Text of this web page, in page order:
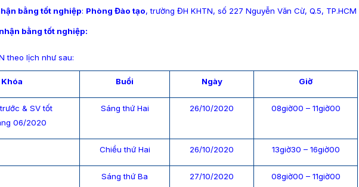
bằng tốt nghiệp: Phòng Đào tạo, trường ĐH KHTN, số 227 Nguyễn Văn Cừ, Q.5, TP.HCM
bằng tốt nghiệp:
theo lịch như sau:
Khóa Buổi Ngày Giờ
& SV tốt
06/2020
Sáng thứ Hai 26/10/2020 08giờ00 – 11giờ00
Chiều thứ Hai 26/10/2020 13giờ30 – 16giờ00
Sáng thứ Ba 27/10/2020 08giờ00 – 11giờ00